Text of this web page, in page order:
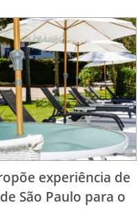
experiência de
São Paulo para o